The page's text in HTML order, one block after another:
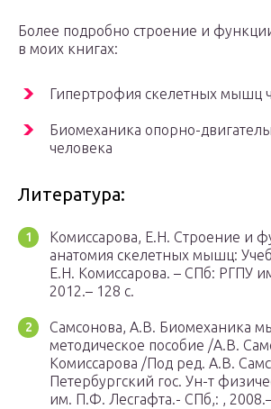
Более подробно строение и
в моих книгах:
Гипертрофия скелетных мышц
Биомеханика опорно-
человека
Литература:
Комиссарова, Е.Н. Строение и
анатомия скелетных мышц:
Е.Н. Комиссарова. – СПб: РГПУ
2012.– 128 с.
Самсонова, А.В. Биомеханика
методическое пособие /А.В.
Комиссарова /Под ред. А.В.
Петербургский гос. Ун-т
им. П.Ф. Лесгафта.- СПб,: ,